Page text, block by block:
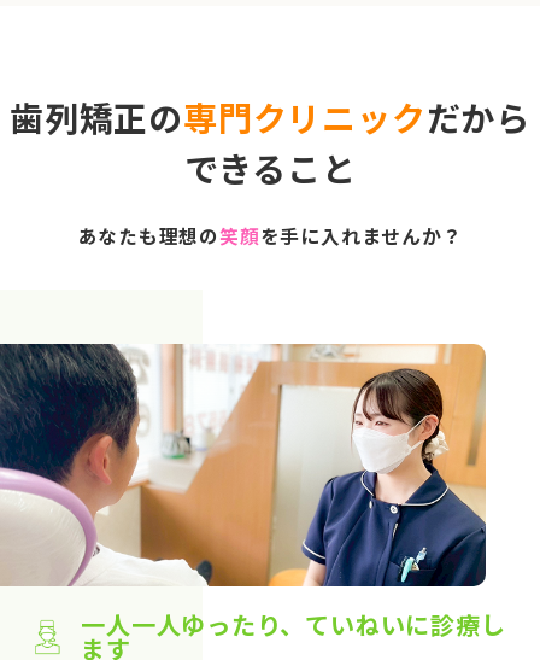
歯列矯正の専門クリニックだから
できること
あなたも理想の笑顔を手に入れませんか？
一人一人ゆったり、ていねいに診療し
ます